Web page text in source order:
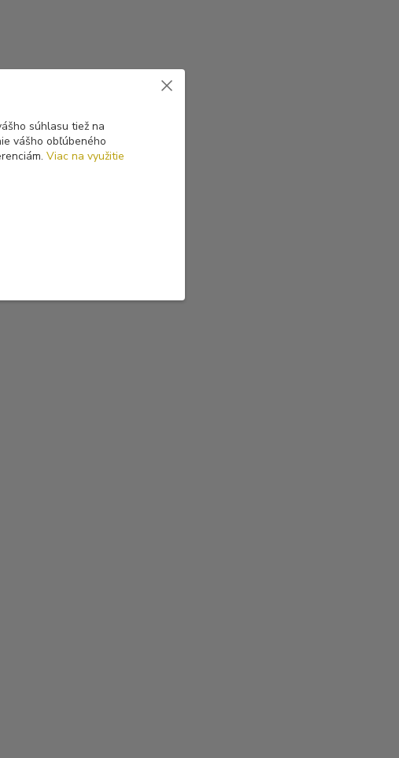
súhlasu tiež na
vášho obľúbeného
Viac na využitie